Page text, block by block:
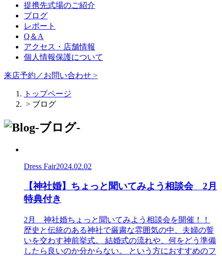
提携先式場のご紹介
ブログ
レポート
Q＆A
アクセス・店舗情報
個人情報保護について
来店予約／お問い合わせ >
トップページ
> ブログ
Dress Fair2024.02.02
【神社婚】ちょっと聞いてみよう相談会 2月
特典付き
2月 神社婚ちょっと聞いてみよう相談会を開催！！
歴史と伝統のある神社で厳粛な雰囲気の中、夫婦の誓
いを交わす神前挙式。 結婚式の流れや、何をどう準備
したら良いのか分からない。 という方におすすめのフ